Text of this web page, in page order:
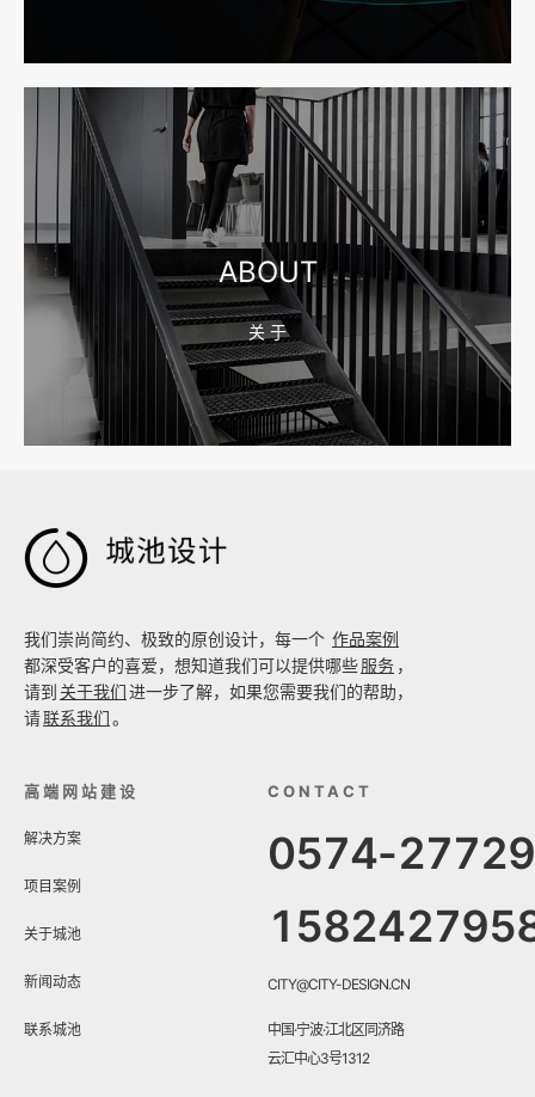
宁波网站建设报价怎么看？合同、源码和后台要先写清
2026-08-04 17:55:09
宁波制造业网站建设公司怎么选？先看产品询盘字段
2026-08-02 17:58:44
工厂短视频拍摄后，怎样放进官网帮助客户判断实力
ABOUT
关 于

我们崇尚简约、极致的原创设计，每一个 作品案例
都深受客户的喜爱，想知道我们可以提供哪些服务 ，
请到 关于我们进一步了解，如果您需要我们的帮助，
请联系我们。
高端网站建设
解决方案
项目案例
关于城池
新闻动态
联系城池
CONTACT
0574-
CITY@CITY-DESIGN.CN
中国·宁波·江北区同济路
云汇中心3号1312